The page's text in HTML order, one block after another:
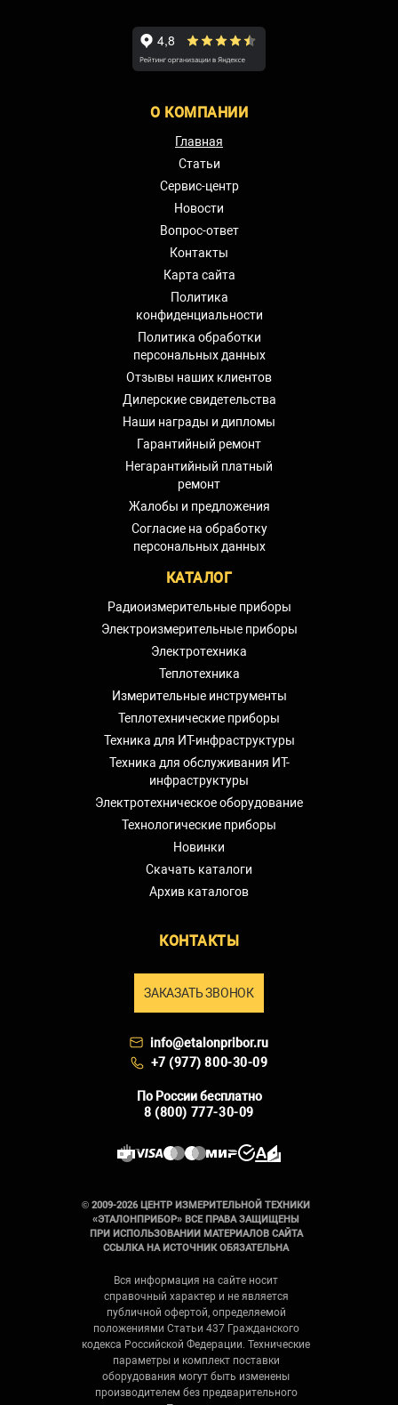
О КОМПАНИИ
Главная
Статьи
Сервис-центр
Новости
Вопрос-ответ
Контакты
Карта сайта
Политика
конфиденциальности
Политика обработки
персональных данных
Отзывы наших клиентов
Дилерские свидетельства
Наши награды и дипломы
Гарантийный ремонт
Негарантийный платный
ремонт
Жалобы и предложения
Согласие на обработку
персональных данных
КАТАЛОГ
Радиоизмерительные приборы
Электроизмерительные приборы
Электротехника
Теплотехника
Измерительные инструменты
Теплотехнические приборы
Техника для ИТ-инфраструктуры
Техника для обслуживания ИТ-
инфраструктуры
Электротехническое оборудование
Технологические приборы
Новинки
Скачать каталоги
Архив каталогов
КОНТАКТЫ
ЗАКАЗАТЬ ЗВОНОК
info@etalonpribor.ru
+7 (977) 800-30-09
По России бесплатно
8 (800) 777-30-09
© 2009-2026 ЦЕНТР ИЗМЕРИТЕЛЬНОЙ ТЕХНИКИ
«ЭТАЛОНПРИБОР» ВСЕ ПРАВА ЗАЩИЩЕНЫ
ПРИ ИСПОЛЬЗОВАНИИ МАТЕРИАЛОВ САЙТА
ССЫЛКА НА ИСТОЧНИК ОБЯЗАТЕЛЬНА
Вся информация на сайте носит
справочный характер и не является
публичной офертой, определяемой
положениями Статьи 437 Гражданского
кодекса Российской Федерации. Технические
параметры и комплект поставки
оборудования могут быть изменены
производителем без предварительного